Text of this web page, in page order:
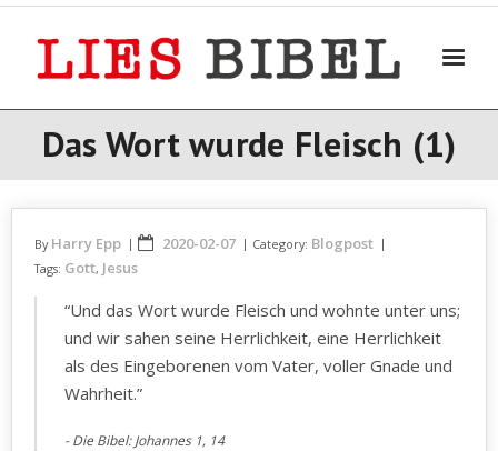
Skip
Das Wort wurde Fleisch (1)
By Harry Epp 2020-02-07 Category: Blogpost
Tags: Gott, Jesus
“Und das Wort wurde Fleisch und wohnte unter uns;
und wir sahen seine Herrlichkeit, eine Herrlichkeit
als des Eingeborenen vom Vater, voller Gnade und
Wahrheit.”
Die Bibel: Johannes 1, 14